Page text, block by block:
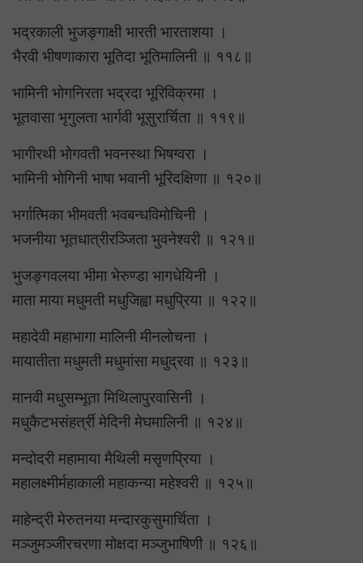
भद्रकाली भुजङ्गाक्षी भारती भारताशया ।
भैरवी भीषणाकारा भूतिदा भूतिमालिनी ॥ ११८॥
भामिनी भोगनिरता भद्रदा भूरिविक्रमा ।
भूतवासा भृगुलता भार्गवी भूसुरार्चिता ॥ ११९॥
भागीरथी भोगवती भवनस्था भिषग्वरा ।
भामिनी भोगिनी भाषा भवानी भूरिदक्षिणा ॥ १२०॥
भर्गात्मिका भीमवती भवबन्धविमोचिनी ।
भजनीया भूतधात्रीरञ्जिता भुवनेश्वरी ॥ १२१॥
भुजङ्गवलया भीमा भेरुण्डा भागधेयिनी ।
माता माया मधुमती मधुजिह्वा मधुप्रिया ॥ १२२॥
महादेवी महाभागा मालिनी मीनलोचना ।
मायातीता मधुमती मधुमांसा मधुद्रवा ॥ १२३॥
मानवी मधुसम्भूता मिथिलापुरवासिनी ।
मधुकैटभसंहर्त्री मेदिनी मेघमालिनी ॥ १२४॥
मन्दोदरी महामाया मैथिली मसृणप्रिया ।
महालक्ष्मीर्महाकाली महाकन्या महेश्वरी ॥ १२५॥
माहेन्द्री मेरुतनया मन्दारकुसुमार्चिता ।
मञ्जुमञ्जीरचरणा मोक्षदा मञ्जुभाषिणी ॥ १२६॥